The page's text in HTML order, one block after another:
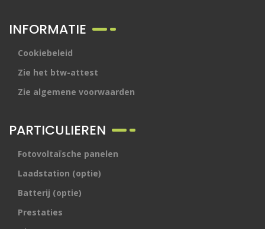
INFORMATIE
Cookiebeleid
Zie het btw-attest
Zie algemene voorwaarden
PARTICULIEREN
Fotovoltaïsche panelen
Laadstation (optie)
Batterij (optie)
Prestaties